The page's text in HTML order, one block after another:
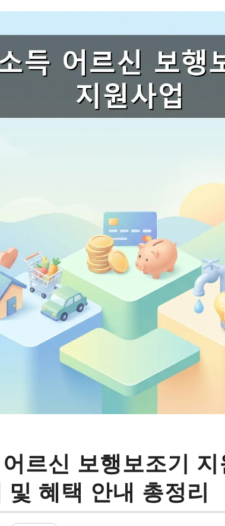
르신 보행보조기 지
및 혜택 안내 총정리